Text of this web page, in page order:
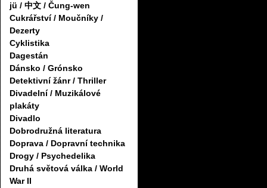
jü / 中文 / Čung-wen
Cukrářství / Moučníky /
Dezerty
Cyklistika
Dagestán
Dánsko / Grónsko
Detektivní žánr / Thriller
Divadelní / Muzikálové
plakáty
Divadlo
Dobrodružná literatura
Doprava / Dopravní technika
Drogy / Psychedelika
Druhá světová válka / World
War II